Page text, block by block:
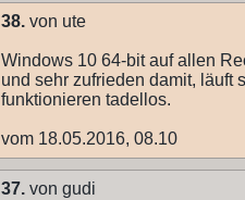
38. von ute
Windows 10 64-bit auf allen
und sehr zufrieden damit, läuft
funktionieren tadellos.
vom 18.05.2016, 08.10
37. von gudi